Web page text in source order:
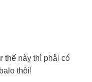
thế này thì phải có
thôi!